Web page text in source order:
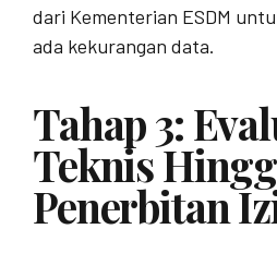
dari Kementerian ESDM
ada kekurangan data.
Tahap 3:
Teknis
Penerbitan